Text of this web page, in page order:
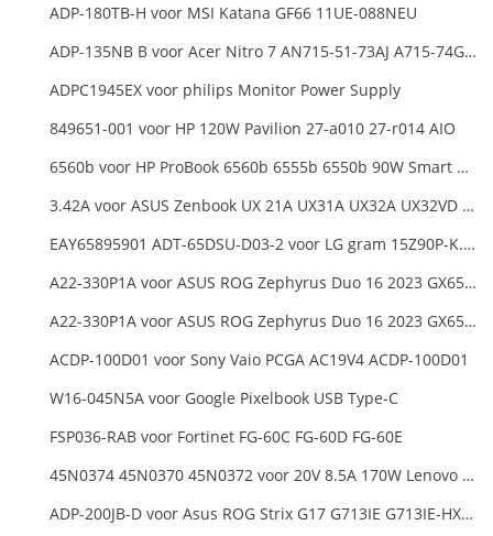
ADP-180TB-H voor MSI Katana GF66 11UE-088NEU
ADP-135NB B voor Acer Nitro 7 AN715-51-73AJ A715-74G-52B0 Notebook
ADPC1945EX voor philips Monitor Power Supply
849651-001 voor HP 120W Pavilion 27-a010 27-r014 AIO
6560b voor HP ProBook 6560b 6555b 6550b 90W Smart AC Power Adapter Laptop
3.42A voor ASUS Zenbook UX 21A UX31A UX32A UX32VD Series Ultrabook Models
EAY65895901 ADT-65DSU-D03-2 voor LG gram 15Z90P-K.ARB6U1 16T90P, LG gram 15Z90Q 16Z90Q 17Z90Q16Z95PD Series
A22-330P1A voor ASUS ROG Zephyrus Duo 16 2023 GX650PY
A22-330P1A voor ASUS ROG Zephyrus Duo 16 2023 GX650PY
ACDP-100D01 voor Sony Vaio PCGA AC19V4 ACDP-100D01
W16-045N5A voor Google Pixelbook USB Type-C
FSP036-RAB voor Fortinet FG-60C FG-60D FG-60E
45N0374 45N0370 45N0372 voor 20V 8.5A 170W Lenovo ThinkPad W540 T540P
ADP-200JB-D voor Asus ROG Strix G17 G713IE G713IE-HX002W